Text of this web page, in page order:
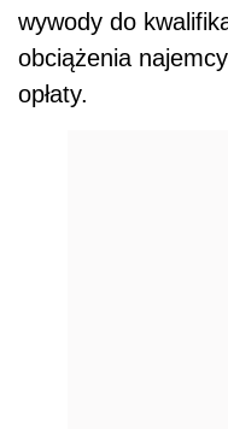
wywody do
obciążenia
opłaty.